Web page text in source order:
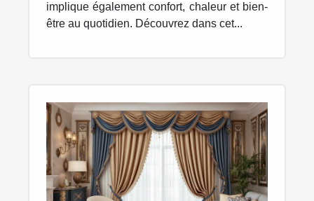
implique également confort, chaleur et bien-
être au quotidien. Découvrez dans cet...